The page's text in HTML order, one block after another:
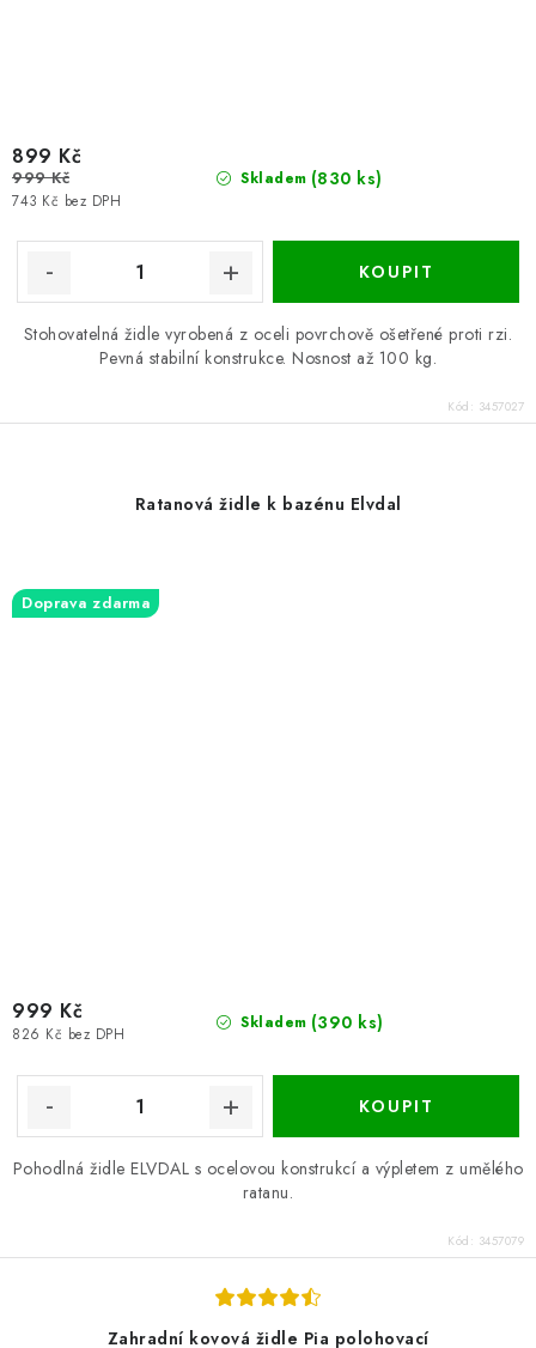
Skladem (830 ks)
743 Kč bez DPH
899 Kč
999 Kč
Stohovatelná židle vyrobená z oceli povrchově ošetřené proti rzi.
Pevná stabilní konstrukce. Nosnost až 100 kg.
Kód: 3457027
Ratanová židle k bazénu Elvdal
Doprava zdarma
Skladem (390 ks)
826 Kč bez DPH
999 Kč
Pohodlná židle ELVDAL s ocelovou konstrukcí a výpletem z umělého
ratanu.
Kód: 3457079
Zahradní kovová židle Pia polohovací